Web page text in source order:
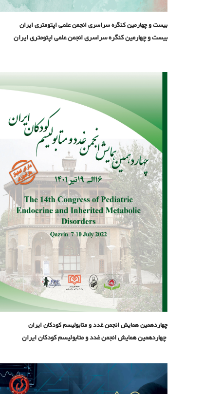
بیست و چهارمین کنگره سراسری انجمن علمی اپتومتری ایران
بیست و چهارمین کنگره سراسری انجمن علمی اپتومتری ایران
چهاردهمین همایش انجمن غدد و متابولیسم کودکان ایران
چهاردهمین همایش انجمن غدد و متابولیسم کودکان ایران